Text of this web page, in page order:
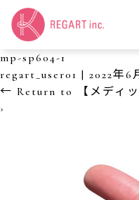
mp-sp604-1
regart_user01 | 2022年6
← Return to 【メディ
›